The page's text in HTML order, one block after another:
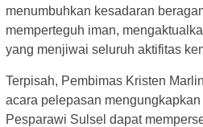
menumbuhkan kesadaran
memperteguh iman,
yang menjiwai seluruh aktifitas
Terpisah, Pembimas Kristen
acara pelepasan
Pesparawi Sulsel dapat